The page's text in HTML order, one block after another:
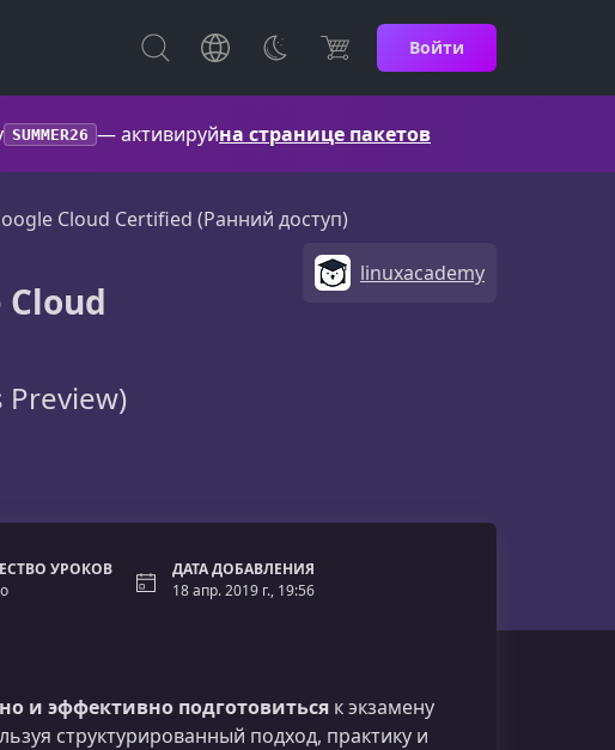
Войти
SUMMER26 — активируйна странице пакетов
Cloud Certified (Ранний доступ)
Preview)
linuxacademy
УРОКОВ
ДАТА ДОБАВЛЕНИЯ
18 апр. 2019 г., 19:56
и эффективно подготовиться к экзамену
структурированный подход, практику и